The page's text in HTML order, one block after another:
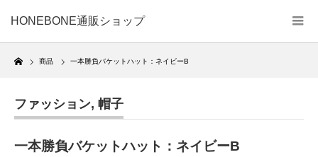
HONEBONE通販ショップ
Home
商品 一本勝負バケットハット：ネイビーB
ファッション, 帽子
一本勝負バケットハット：ネイビーB